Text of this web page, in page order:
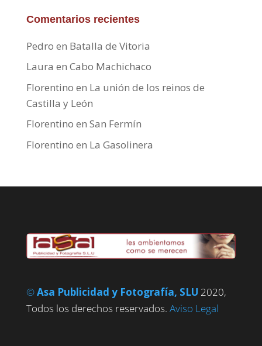
Comentarios recientes
Pedro en Batalla de Vitoria
Laura en Cabo Machichaco
Florentino en La unión de los reinos de
Castilla y León
Florentino en San Fermín
Florentino en La Gasolinera
©Asa Publicidad y Fotografía, SLU 2020,
Todos los derechos reservados. Aviso Legal